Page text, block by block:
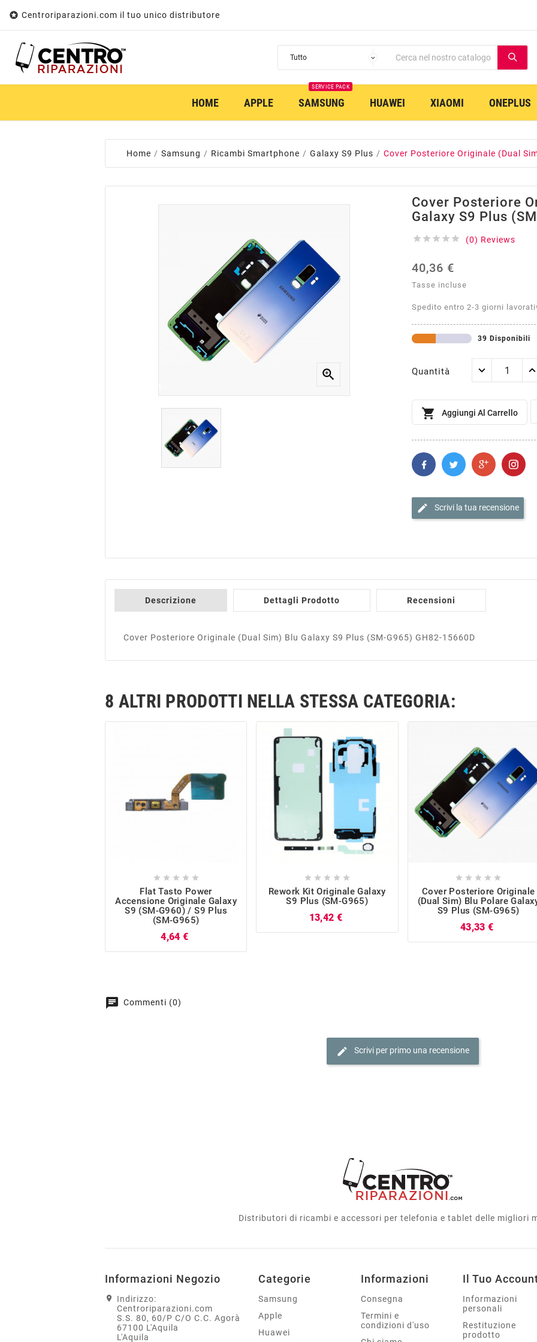
 Centroriparazioni.com il tuo unico distributore
HOME APPLE SAMSUNG
SERVICE PACK
HUAWEI XIAOMI ONEPLUS
Home Samsung Ricambi Smartphone Galaxy S9 Plus Cover Posteriore Originale (Dual

Cover Posteriore
Galaxy S9 Plus
     (0) Reviews
40,36 €
Tasse incluse
Spedito entro 2-3 giorni
39 Disponibili
Quantità
 Aggiungi Al Carrello
edit Scrivi la tua recensione
Descrizione Dettagli Prodotto Recensioni
Cover Posteriore Originale (Dual Sim) Blu Galaxy S9 Plus (SM-G965) GH82-15660D
8 ALTRI PRODOTTI NELLA STESSA CATEGORIA:
    
Flat Tasto Power
Accensione Originale Galaxy
S9 (SM-G960) / S9 Plus
(SM-G965)
4,64 €
    
Rework Kit Originale Galaxy
S9 Plus (SM-G965)
13,42 €
    
Cover Posteriore Originale
(Dual Sim) Blu Polare
S9 Plus (SM-G965)
43,33 €
chat Commenti (0)
edit Scrivi per primo una recensione
Distributori di ricambi e accessori per telefonia e tablet delle migliori
Informazioni Negozio
Indirizzo:
Centroriparazioni.com
S.S. 80, 60/P C/O C.C. Agorà
67100 L'Aquila
L'Aquila
Categorie
Samsung
Apple
Huawei
Informazioni
Consegna
Termini e
condizioni d'uso
Il Tuo
Informazioni
personali
Restituzione
prodotto